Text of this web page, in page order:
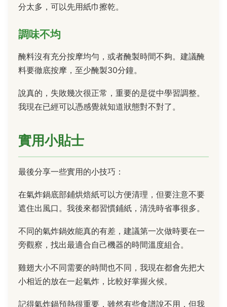
分太多，可以先用紙巾擦乾。
調味不均
醃料沒有充分按摩均勻，或者醃製時間不夠。建議醃
料要徹底按摩，至少醃製30分鐘。
說真的，失敗幾次很正常，重要的是從中學習調整。
我現在已經可以憑感覺就知道狀態對不對了。
實用小貼士
最後分享一些實用的小技巧：
在氣炸鍋底部鋪烘焙紙可以方便清理，但要注意不要
遮住出風口。我後來都習慣鋪紙，清洗時省事很多。
不同的氣炸鍋效能真的有差，建議第一次做時要在一
旁觀察，找出最適合自己機器的時間溫度組合。
雞翅大小不同需要的時間也不同，我現在都會先把大
小相近的放在一起氣炸，比較好掌握火候。
記得氣炸鍋預熱很重要，雖然有些食譜說不用，但我